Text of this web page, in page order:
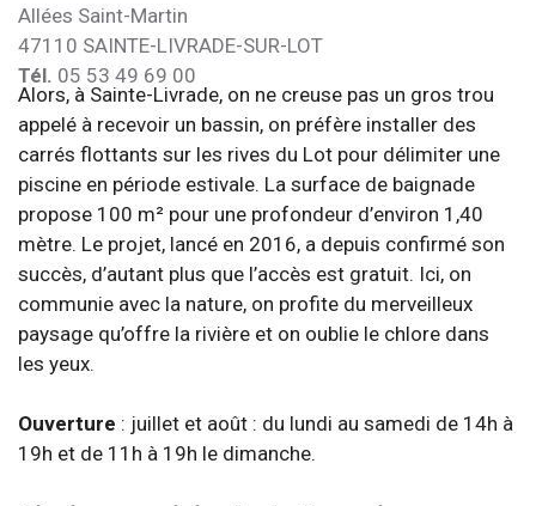
Allées Saint-Martin
47110 SAINTE-LIVRADE-SUR-LOT
Tél. 05 53 49 69 00
Alors, à Sainte-Livrade, on ne creuse pas un gros trou
appelé à recevoir un bassin, on préfère installer des
carrés flottants sur les rives du Lot pour délimiter une
piscine en période estivale. La surface de baignade
propose 100 m² pour une profondeur d’environ 1,40
mètre. Le projet, lancé en 2016, a depuis confirmé son
succès, d’autant plus que l’accès est gratuit. Ici, on
communie avec la nature, on profite du merveilleux
paysage qu’offre la rivière et on oublie le chlore dans
les yeux.
Ouverture : juillet et août : du lundi au samedi de 14h à
19h et de 11h à 19h le dimanche.